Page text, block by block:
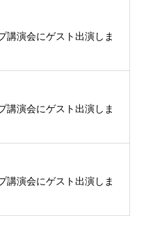
講演会にゲスト出演しま
講演会にゲスト出演しま
講演会にゲスト出演しま